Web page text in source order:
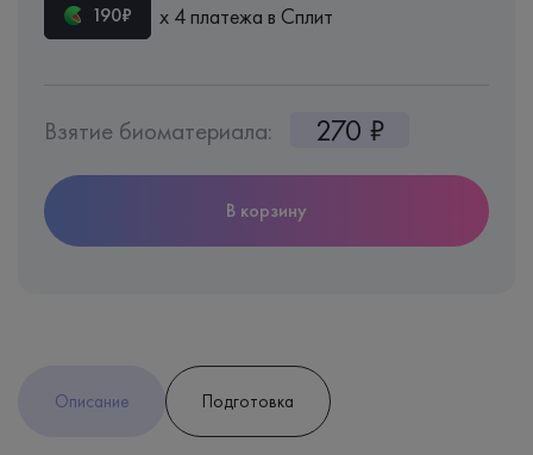
190₽ х 4 платежа в Сплит
Взятие биоматериала: 270 ₽
В корзину
Описание Подготовка